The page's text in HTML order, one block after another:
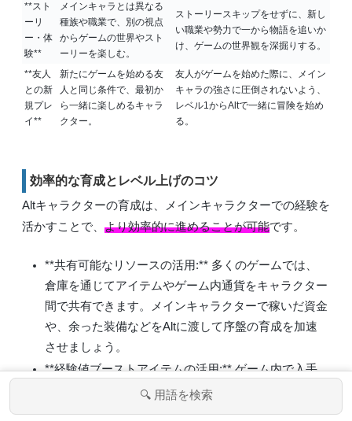
**スト
ーリ
ー・体
験**
メインキャラとは異なる
種族や職業で、別の視点
からゲームの世界やスト
ーリーを楽しむ。
ストーリースキップをせずに、新し
い職業や勢力で一から物語を追いか
け、ゲームの世界観を深掘りする。
**友人
との新
規プレ
イ**
新たにゲームを始める友
人と同じ条件で、最初か
ら一緒に楽しめるキャラ
クター。
友人がゲームを始めた際に、メイン
キャラの強さに圧倒されないよう、
レベル1からAltで一緒に冒険を始め
る。
効率的な育成とレベル上げのコツ
Altキャラクターの育成は、メインキャラクターでの経験を
活かすことで、 より効率的に進めることが可能です。
**共有可能なリソースの活用:**多くのゲームでは、
倉庫を通じてアイテムやゲーム内通貨をキャラクター
間で共有できます。メインキャラクターで稼いだ資金
や、余った装備などをAltに渡して序盤の育成を加速
させましょう。
**経験値ブーストアイテムの活用:**ゲーム内で入手
できる経験値増加ポーションや、イベントで配布され
メニュー ホーム 検索 トップ サイドバー
🔍 用語を検索